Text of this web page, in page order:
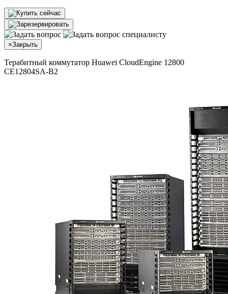
×Закрыть
Терабитный коммутатор Huawei CloudEngine 12800
CE12804SA-B2